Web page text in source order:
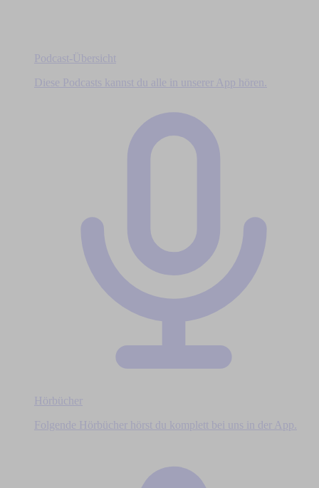
Podcast-Übersicht
Diese Podcasts kannst du alle in unserer App hören.
Hörbücher
Folgende Hörbücher hörst du komplett bei uns in der App.